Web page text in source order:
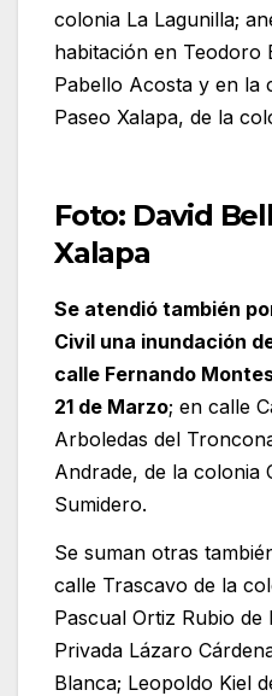
colonia La Lagunilla;
habitación en Teodoro
Pabello Acosta y en la
Paseo Xalapa, de la
Foto: David
Xalapa
Se atendió también
Civil una inundación
calle Fernando
21 de Marzo; en calle
Arboledas del
Andrade, de la colonia
Sumidero.
Se suman otras
calle Trascavo de la
Pascual Ortiz Rubio
Privada Lázaro
Blanca; Leopoldo Kiel